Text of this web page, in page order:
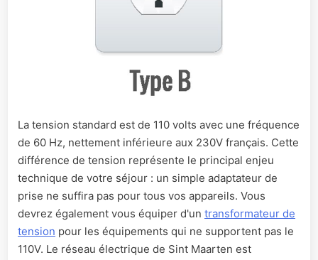
La tension standard est de 110 volts avec une fréquence
de 60 Hz, nettement inférieure aux 230V français. Cette
différence de tension représente le principal enjeu
technique de votre séjour : un simple adaptateur de
prise ne suffira pas pour tous vos appareils. Vous
devrez également vous équiper d'un transformateur de
tension pour les équipements qui ne supportent pas le
110V. Le réseau électrique de Sint Maarten est